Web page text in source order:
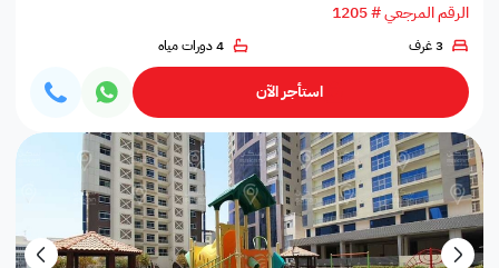
الرقم المرجعي # 1205
3 غرف 4 دورات مياه
استأجر الآن